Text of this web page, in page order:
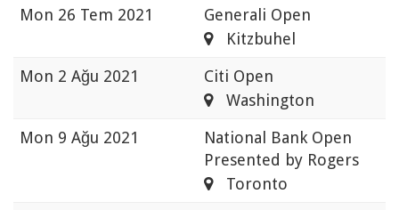
Mon 26 Tem 2021
Generali Open
Kitzbuhel
Mon 2 Ağu 2021
Citi Open
Washington
Mon 9 Ağu 2021
National Bank Open
Presented by Rogers
Toronto